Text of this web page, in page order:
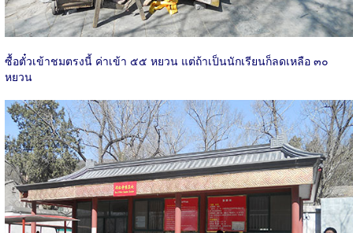
ซื้อตั๋วเข้าชมตรงนี้ ค่าเข้า ๕๕ หยวน แต่ถ้าเป็นนักเรียนก็ลดเหลือ ๓๐
หยวน